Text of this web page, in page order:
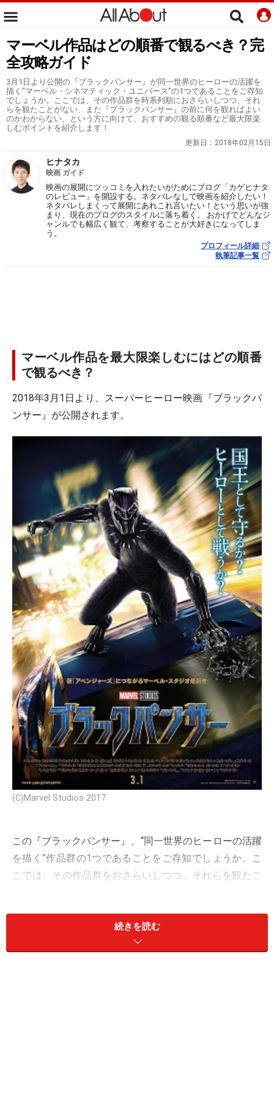
マーベル作品はどの順番で観るべき？完
全攻略ガイド
3月1日より公開の『ブラックパンサー』が同一世界のヒーローの活躍を
描く”マーベル・シネマティック・ユニバース”の1つであることをご存知
でしょうか。ここでは、その作品群を時系列順におさらいしつつ、それ
らを観たことがない、また『ブラックパンサー』の前に何を観ればよい
のかわからない、という方に向けて、おすすめの観る順番など最大限楽
しむポイントを紹介します！
更新日： 2018年02月15日
ヒナタカ
映画 ガイド
映画の展開にツッコミを入れたいがためにブログ「カゲヒナタ
のレビュー」を開設する。ネタバレなしで映画を紹介したい！
ネタバレしまくって展開にあれこれ言いたい！という思いが強
まり、現在のブログのスタイルに落ち着く。 おかげでどんなジ
ャンルでも幅広く観て、考察することが大好きになってしま
う。
プロフィール詳細
執筆記事一覧
マーベル作品を最大限楽しむにはどの順番
で観るべき？
2018年3月1日より、スーパーヒーロー映画『ブラックパ
ンサー』が公開されます。
(C)Marvel Studios 2017
この『ブラックパンサー』、“同一世界のヒーローの活躍
を描く”作品群の1つであることをご存知でしょうか。こ
こでは、その作品群をおさらいしつつ、それらを観たこ
る順番などを紹介します！続きを読む